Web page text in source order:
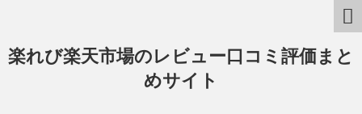
楽れび楽天市場のレビュー口コミ評価まと
めサイト